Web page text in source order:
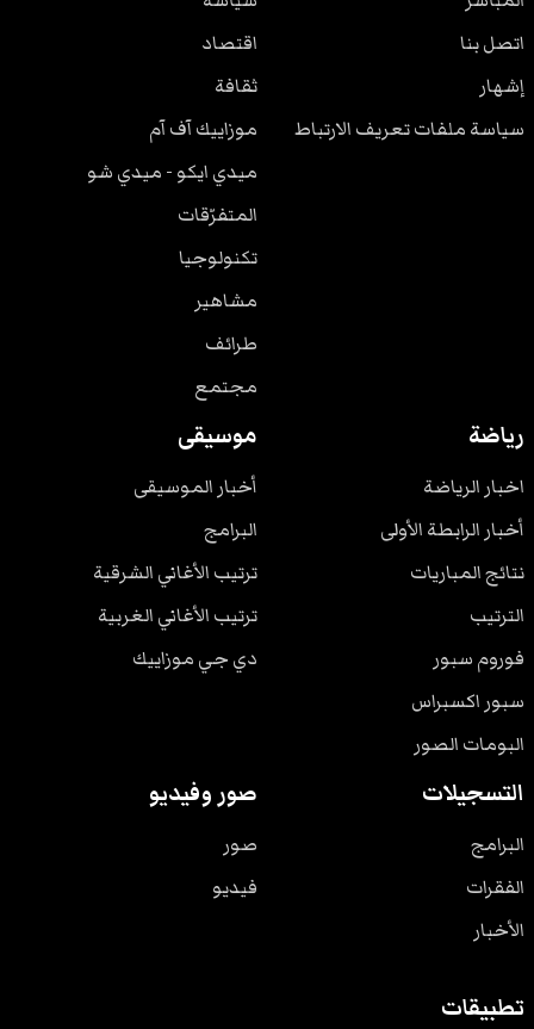
اتصل بنا
إشهار
سياسة ملفات تعريف الارتباط
اقتصاد
ثقافة
موزاييك آف آم
ميدي ايكو - ميدي شو
المتفرّقات
تكنولوجيا
مشاهير
طرائف
مجتمع
رياضة
اخبار الرياضة
أخبار الرابطة الأولى
نتائج المباريات
الترتيب
فوروم سبور
سبور اكسبراس
البومات الصور
موسيقى
أخبار الموسيقى
البرامج
ترتيب الأغاني الشرقية
ترتيب الأغاني الغربية
دي جي موزاييك
التسجيلات
البرامج
الفقرات
الأخبار
صور وفيديو
صور
فيديو
تطبيقات